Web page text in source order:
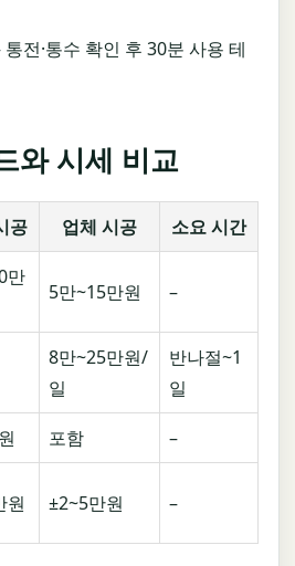
전·통수 확인 후 30분 사용 테
와 시세 비교
공 업체 시공 소요 시간
만
5만~15만원 –
8만~25만원/
일
반나절~1
일
포함 –
원 ±2~5만원 –